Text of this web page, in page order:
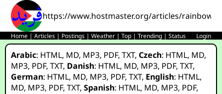
https://www.hostmaster.org/articles/
Home |Articles | Postings |Weather |Top |Trending |Status Login
Arabic: HTML, MD, MP3, PDF,TXT,Czech: HTML, MD,
MP3, PDF,TXT, Danish: HTML, MD, MP3, PDF,TXT,
German: HTML, MD, MP3, PDF,TXT, English: HTML,
MD, MP3, PDF,TXT,Spanish: HTML, MD, MP3, PDF,